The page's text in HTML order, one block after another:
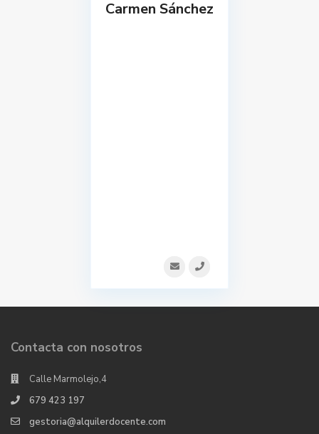
Carmen Sánchez
Contacta con nosotros
Calle Marmolejo,4
679 423 197
gestoria@alquilerdocente.com